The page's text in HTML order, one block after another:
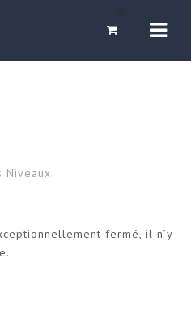
0
Niveaux
fermé, il n’y